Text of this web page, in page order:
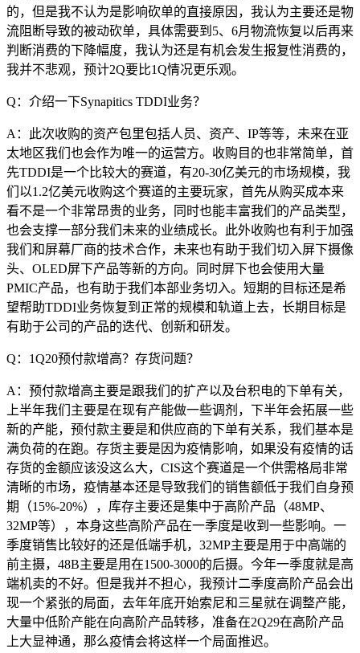
的，但是我不认为是影响砍单的直接原因，我认为主要还是物
流阻断导致的被动砍单，具体需要到5、6月物流恢复以后再来
判断消费的下降幅度，我认为还是有机会发生报复性消费的，
我并不悲观，预计2Q要比1Q情况更乐观。
Q：介绍一下Synapitics TDDI业务？
A：此次收购的资产包里包括人员、资产、IP等等，未来在亚
太地区我们也会作为唯一的运营方。收购目的也非常简单，首
先TDDI是一个比较大的赛道，有20-30亿美元的市场规模，我
们以1.2亿美元收购这个赛道的主要玩家，首先从购买成本来
看不是一个非常昂贵的业务，同时也能丰富我们的产品类型，
也会支撑一部分我们未来的业绩成长。此外收购也有利于加强
我们和屏幕厂商的技术合作，未来也有助于我们切入屏下摄像
头、OLED屏下产品等新的方向。同时屏下也会使用大量
PMIC产品，也有助于我们本部业务切入。短期的目标还是希
望帮助TDDI业务恢复到正常的规模和轨道上去，长期目标是
有助于公司的产品的迭代、创新和研发。
Q：1Q20预付款增高？存货问题？
A：预付款增高主要是跟我们的扩产以及台积电的下单有关，
上半年我们主要是在现有产能做一些调剂，下半年会拓展一些
新的产能，预付款主要是和供应商的下单有关系，我们基本是
满负荷的在跑。存货主要是因为疫情影响，如果没有疫情的话
存货的金额应该没这么大，CIS这个赛道是一个供需格局非常
清晰的市场，疫情基本还是导致我们的销售额低于我们自身预
期（15%-20%），库存主要还是集中于高阶产品（48MP、
32MP等），本身这些高阶产品在一季度是收到一些影响。一
季度销售比较好的还是低端手机，32MP主要是用于中高端的
前主摄，48B主要是用在1500-3000的后摄。今年一季度就是高
端机卖的不好。但是我并不担心，我预计二季度高阶产品会出
现一个紧张的局面，去年年底开始索尼和三星就在调整产能，
大量中低阶产能在向高阶产品转移，准备在2Q29在高阶产品
上大显神通，那么疫情会将这样一个局面推迟。